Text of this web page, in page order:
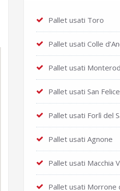
Pallet usati Toro
Pallet usati Colle
Pallet usati
Pallet usati San
Pallet usati Forlì del
Pallet usati Agnone
Pallet usati Macchia
Pallet usati Morrone